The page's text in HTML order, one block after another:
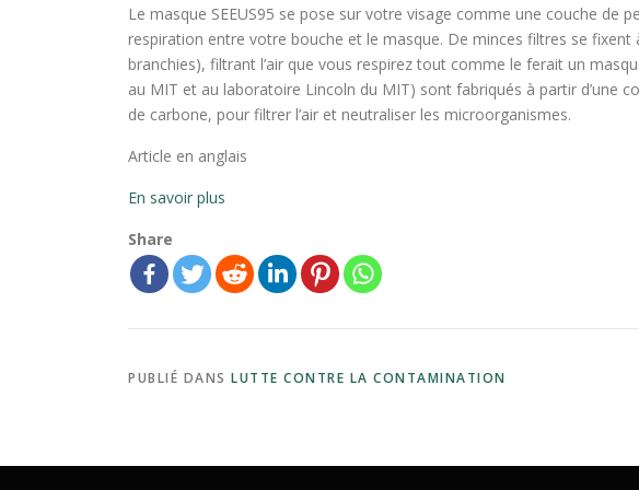
Le masque SEEUS95 se pose sur votre visage comme une couche de
respiration entre votre bouche et le masque. De minces filtres se fixent
branchies), filtrant l’air que vous respirez tout comme le ferait un
au MIT et au laboratoire Lincoln du MIT) sont fabriqués à partir d’une
de carbone, pour filtrer l’air et neutraliser les microorganismes.
Article en anglais
En savoir plus
Share
PUBLIÉ DANS LUTTE CONTRE LA CONTAMINATION